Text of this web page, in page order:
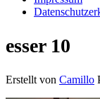
esser 10
Erstellt von Camillo